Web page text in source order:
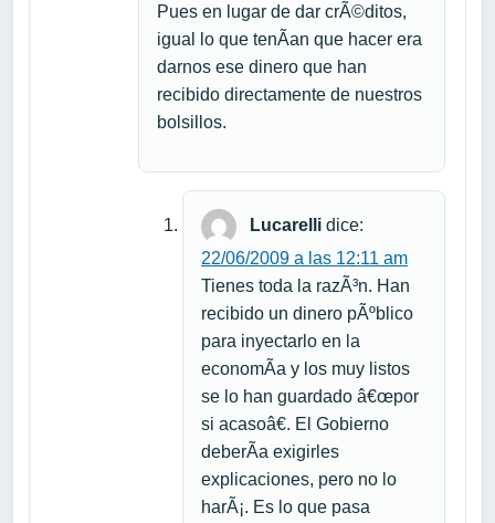
Pues en lugar de dar crÃ©ditos,
igual lo que tenÃ­an que hacer era
darnos ese dinero que han
recibido directamente de nuestros
bolsillos.
Lucarelli dice:
22/06/2009 a las 12:11 am
Tienes toda la razÃ³n. Han
recibido un dinero pÃºblico
para inyectarlo en la
economÃ­a y los muy listos
se lo han guardado â€œpor
si acasoâ€. El Gobierno
deberÃ­a exigirles
explicaciones, pero no lo
harÃ¡. Es lo que pasa